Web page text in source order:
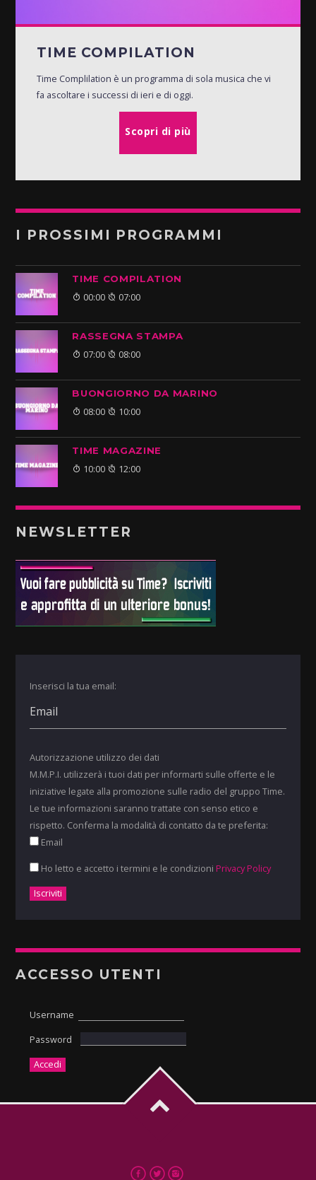
TIME COMPILATION
Time Complilation è un programma di sola musica che vi
fa ascoltare i successi di ieri e di oggi.
Scopri di più
I PROSSIMI PROGRAMMI
TIME COMPILATION
00:00 07:00
RASSEGNA STAMPA
07:00 08:00
BUONGIORNO DA MARINO
08:00 10:00
TIME MAGAZINE
10:00 12:00
NEWSLETTER
Inserisci la tua email:
Autorizzazione utilizzo dei dati
M.M.P.I. utilizzerà i tuoi dati per informarti sulle offerte e le
iniziative legate alla promozione sulle radio del gruppo Time.
Le tue informazioni saranno trattate con senso etico e
rispetto. Conferma la modalità di contatto da te preferita:
Email
Ho letto e accetto i termini e le condizioni Privacy Policy
ACCESSO UTENTI
Username
Password